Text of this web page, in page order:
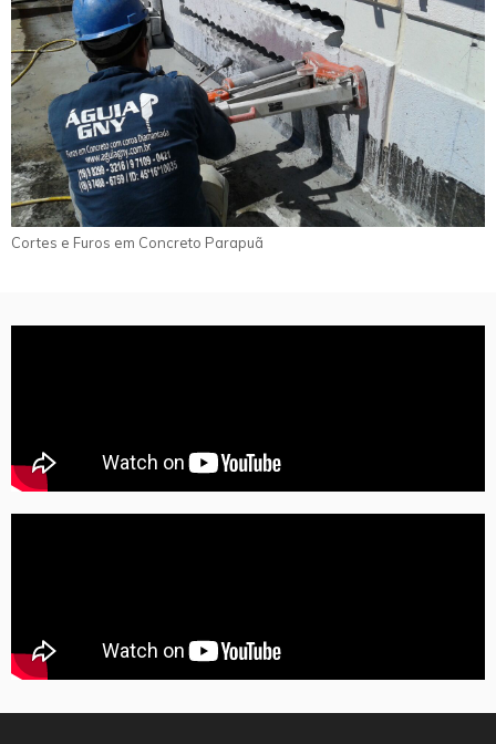
Cortes e Furos em Concreto Parapuã